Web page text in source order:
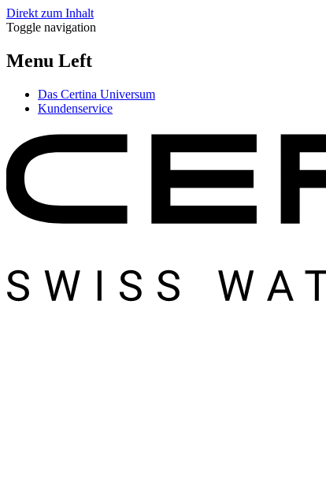
Direkt zum Inhalt
Toggle navigation
Menu Left
Das Certina Universum
Kundenservice